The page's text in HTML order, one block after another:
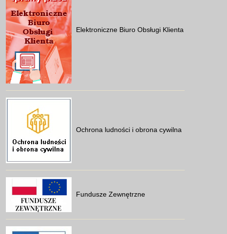
Elektroniczne Biuro Obsługi Klienta
Ochrona ludności i obrona cywilna
Fundusze Zewnętrzne